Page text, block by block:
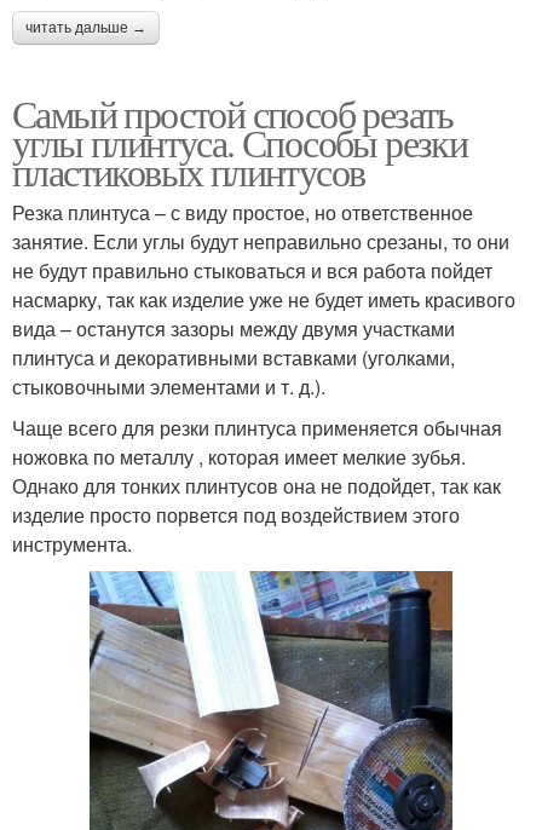
читать дальше →
Самый простой способ резать
углы плинтуса. Способы резки
пластиковых плинтусов
Резка плинтуса – с виду простое, но ответственное
занятие. Если углы будут неправильно срезаны, то они
не будут правильно стыковаться и вся работа пойдет
насмарку, так как изделие уже не будет иметь красивого
вида – останутся зазоры между двумя участками
плинтуса и декоративными вставками (уголками,
стыковочными элементами и т. д.).
Чаще всего для резки плинтуса применяется обычная
ножовка по металлу , которая имеет мелкие зубья.
Однако для тонких плинтусов она не подойдет, так как
изделие просто порвется под воздействием этого
инструмента.